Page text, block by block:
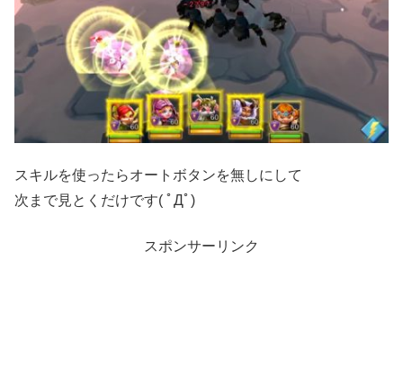
スキルを使ったらオートボタンを無しにして
次まで見とくだけです( ﾟДﾟ)
スポンサーリンク